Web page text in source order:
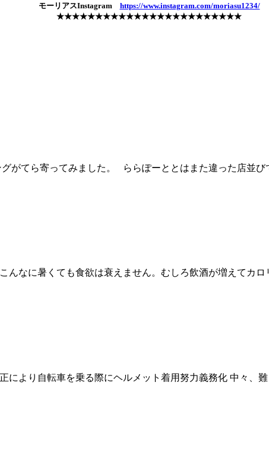
モーリアスInstagram https://www.instagram.com/moriasu1234/
★★★★★★★★★★★★★★★★★★★★★★★★
がてら寄ってみました。 ららぽーととはまた違った店並
んなに暑くても食欲は衰えません。むしろ飲酒が増えてカ
より自転車を乗る際にヘルメット着用努力義務化 中々、